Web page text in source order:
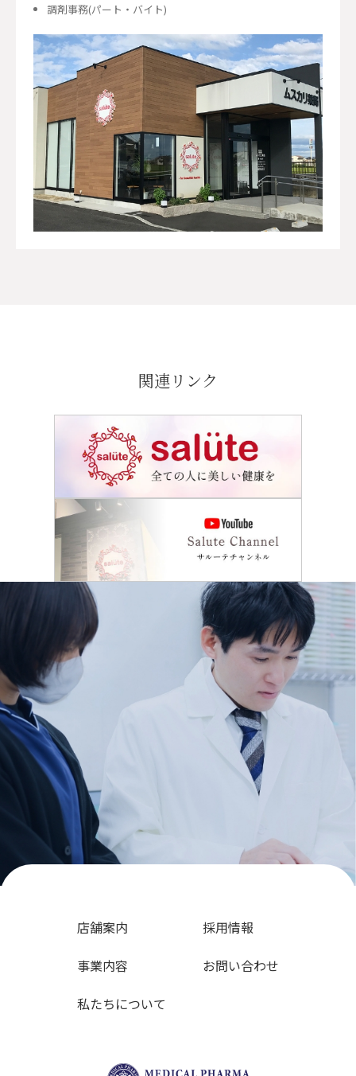
調剤事務(パート・バイト)
関連リンク
店舗案内
事業内容
私たちについて
採用情報
お問い合わせ